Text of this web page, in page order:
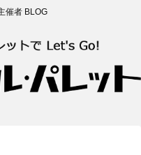
催者 BLOG